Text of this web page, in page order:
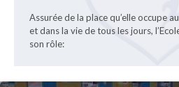
Assurée de la place qu’elle occupe
et dans la vie de tous les jours,
son rôle: